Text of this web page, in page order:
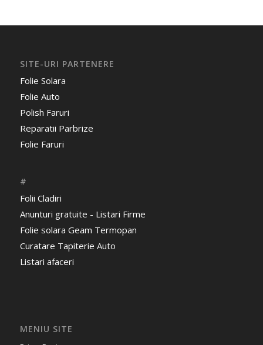
SITE-URI PARTENERE
Folie Solara
Folie Auto
Polish Faruri
Reparatii Parbrize
Folie Faruri
#
Folii Cladiri
Anunturi gratuite - Listari Firme
Folie solara Geam Termopan
Curatare Tapiterie Auto
Listari afaceri
MENIU SITE